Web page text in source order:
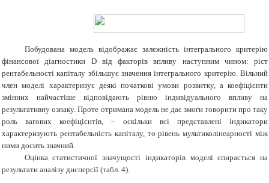
Побудована модель відображає залежність інтегрального критерію
фінансової діагностики D від факторів впливу наступним чином: ріст
рентабельності капіталу збільшує значення інтегрального критерію. Вільний
член моделі характеризує деякі початкові умови розвитку, а коефіцієнти
змінних найчастіше відповідають рівню індивідуального впливу на
результативну ознаку. Проте отримана модель не дає змоги говорити про таку
роль вагових коефіцієнтів, – оскільки всі представлені індикатори
характеризують рентабельність капіталу, то рівень мультиколінеарності між
ними досить значний.
Оцінка статистичної значущості індикаторів моделі спирається на
результати аналізу дисперсії (табл. 4).